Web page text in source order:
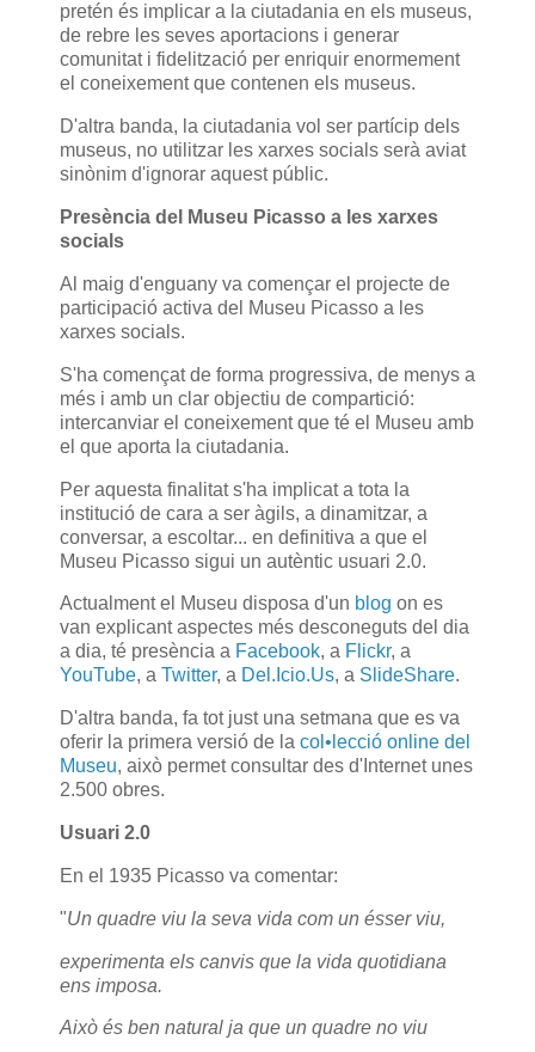
pretén és implicar a la ciutadania en els museus,
de rebre les seves aportacions i generar
comunitat i fidelització per enriquir enormement
el coneixement que contenen els museus.
D'altra banda, la ciutadania vol ser partícip dels
museus, no utilitzar les xarxes socials serà aviat
sinònim d'ignorar aquest públic.
Presència del Museu Picasso a les xarxes
socials
Al maig d'enguany va començar el projecte de
participació activa del Museu Picasso a les
xarxes socials.
S'ha començat de forma progressiva, de menys a
més i amb un clar objectiu de compartició:
intercanviar el coneixement que té el Museu amb
el que aporta la ciutadania.
Per aquesta finalitat s'ha implicat a tota la
institució de cara a ser àgils, a dinamitzar, a
conversar, a escoltar... en definitiva a que el
Museu Picasso sigui un autèntic usuari 2.0.
Actualment el Museu disposa d'un blog on es
van explicant aspectes més desconeguts del dia
a dia, té presència a Facebook, a Flickr, a
YouTube, a Twitter, a Del.Icio.Us, a SlideShare.
D'altra banda, fa tot just una setmana que es va
oferir la primera versió de la col•lecció online del
Museu, això permet consultar des d'Internet unes
2.500 obres.
Usuari 2.0
En el 1935 Picasso va comentar:
"Un quadre viu la seva vida com un ésser viu,
experimenta els canvis que la vida quotidiana
ens imposa.
Això és ben natural ja que un quadre no viu